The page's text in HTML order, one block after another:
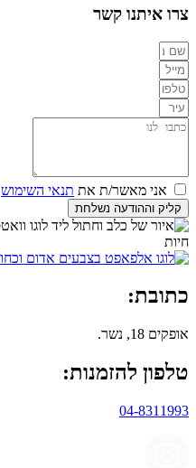
צרו איתנו קשר
אני מאשר/ת את תנאי השימוש
קליק וההודעה נשלחת
כתובת:
אופקים 18, נשר.
טלפון להזמנות:
04-8311993